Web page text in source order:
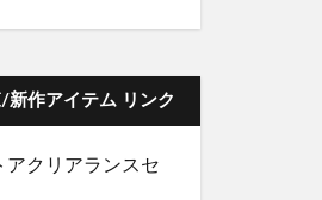
新作アイテム リンク
アクリアランスセ